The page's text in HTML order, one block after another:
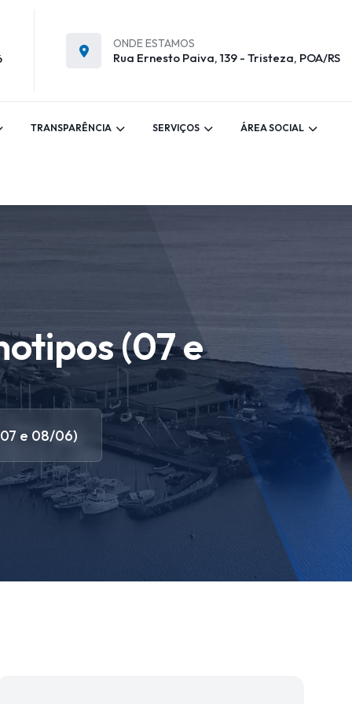
ONDE ESTAMOS
Rua Ernesto Paiva, 139 - Tristeza, POA/RS
TRANSPARÊNCIA SERVIÇOS ÁREA SOCIAL
(07 e
e 08/06)